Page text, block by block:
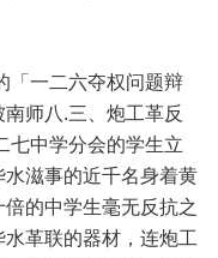
「一二六夺权问题辩
师八 .三、炮工革反
七中学分会的学生立
滋事的近千名身着黄
的中学生毫无反抗之
革联的器材，连炮工